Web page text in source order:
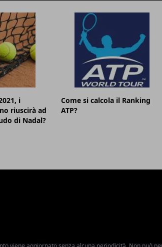
i
riuscirà ad
di Nadal?
Come si calcola il Ranking
ATP?